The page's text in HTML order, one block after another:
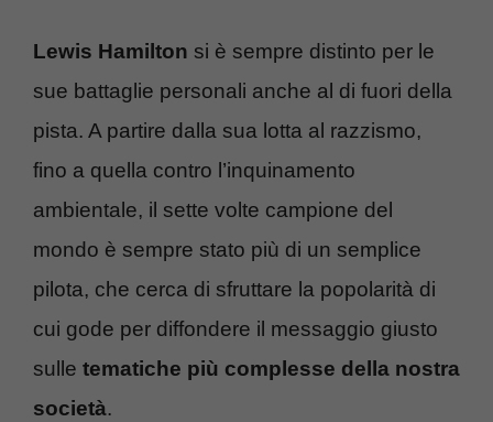
Lewis Hamilton si è sempre distinto per le
sue battaglie personali anche al di fuori della
pista. A partire dalla sua lotta al razzismo,
fino a quella contro l’inquinamento
ambientale, il sette volte campione del
mondo è sempre stato più di un semplice
pilota, che cerca di sfruttare la popolarità di
cui gode per diffondere il messaggio giusto
sulle tematiche più complesse della nostra
società.